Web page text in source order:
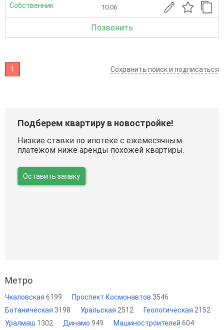
Собственник 10.06
Позвонить
1 Сохранить поиск и подписаться
Подберем квартиру в новостройке!
Низкие ставки по ипотеке с ежемесячным
платежом ниже аренды похожей квартиры.
Оставить заявку
Метро
Чкаловская 6199 Проспект Космонавтов 3546
Ботаническая 3198 Уральская 2512 Геологическая 2152
Уралмаш 1302 Динамо 949 Машиностроителей 604